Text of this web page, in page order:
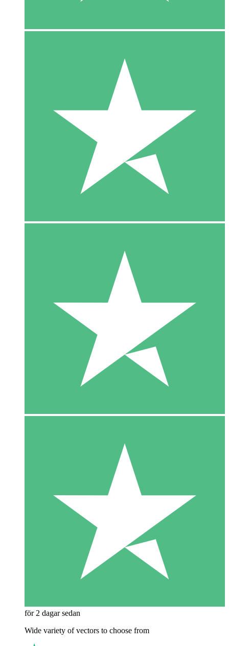
för 2 dagar sedan
Wide variety of vectors to choose from